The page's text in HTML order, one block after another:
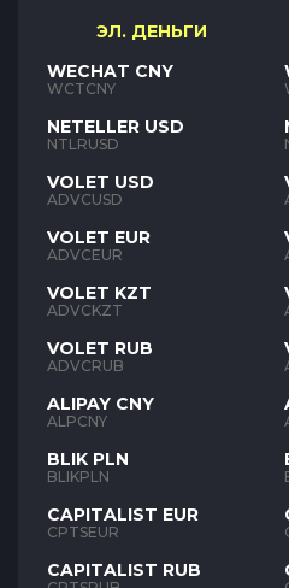
ЭЛ. ДЕНЬГИ
WECHAT CNY
WCTCNY
NETELLER USD
NTLRUSD
VOLET USD
ADVCUSD
VOLET EUR
ADVCEUR
VOLET KZT
ADVCKZT
VOLET RUB
ADVCRUB
ALIPAY CNY
ALPCNY
BLIK PLN
BLIKPLN
CAPITALIST EUR
CPTSEUR
CAPITALIST RUB